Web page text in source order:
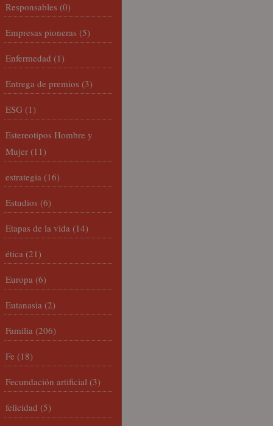
Responsables (0)
Empresas pioneras (5)
Enfermedad (1)
Entrega de premios (3)
ESG (1)
Estereotipos Hombre y
Mujer (11)
estrategia (16)
Estudios (6)
Etapas de la vida (14)
ética (21)
Europa (6)
Eutanasia (2)
Familia (206)
Fe (18)
Fecundación artificial (3)
felicidad (5)